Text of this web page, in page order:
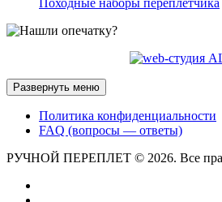
Походные наборы переплетчика
Развернуть меню
Политика конфиденциальности
FAQ (вопросы — ответы)
РУЧНОЙ ПЕРЕПЛЕТ © 2026. Все